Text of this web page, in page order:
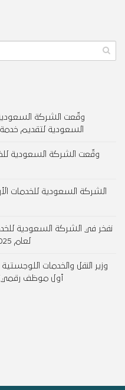
وقّعت الشركة
السعودية لتقديم خدمة
وقّعت الشركة السعودية
الشركة السعودية للخدمات
نفخر في الشركة السعودية
لعام 2025 من وزارة النقل والخدمات اللوجستية
وزير النقل والخدمات
أول موظف رقمي”